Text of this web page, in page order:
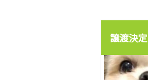
譲渡決定